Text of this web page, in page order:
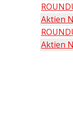
Aktien
Aktien